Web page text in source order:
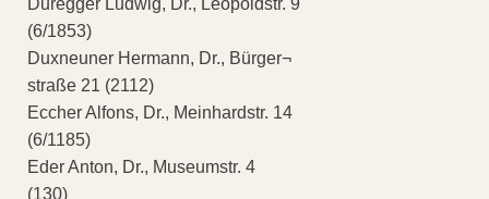
Duregger Ludwig, Dr., Leopoldstr. 9
(6/1853)
Duxneuner Hermann, Dr., Bürger¬
straße 21 (2112)
Eccher Alfons, Dr., Meinhardstr. 14
(6/1185)
Eder Anton, Dr., Museumstr. 4
(130)